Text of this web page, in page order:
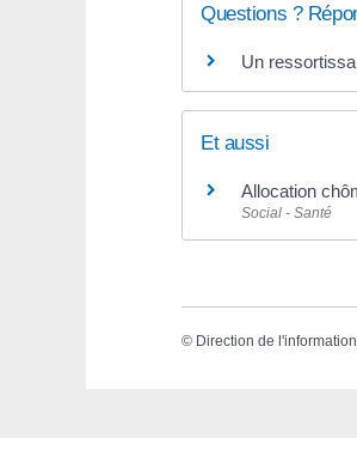
Questions ?
Un
Et aussi
Allocation
Social - Santé
© Direction de